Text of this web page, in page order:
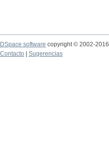
DSpace software copyright © 2002-2016
Contacto
Sugerencias